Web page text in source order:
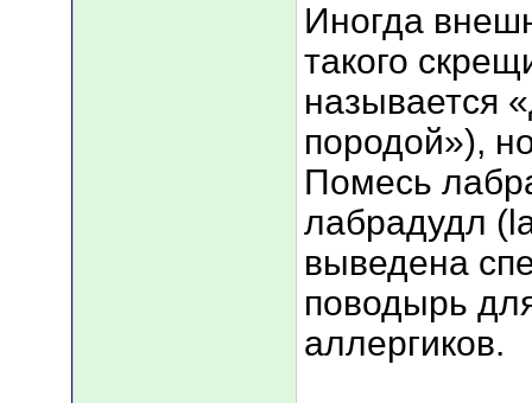
Иногда
такого
называется
породой»),
Помесь
лабрадудл
выведена
поводырь
аллергиков.